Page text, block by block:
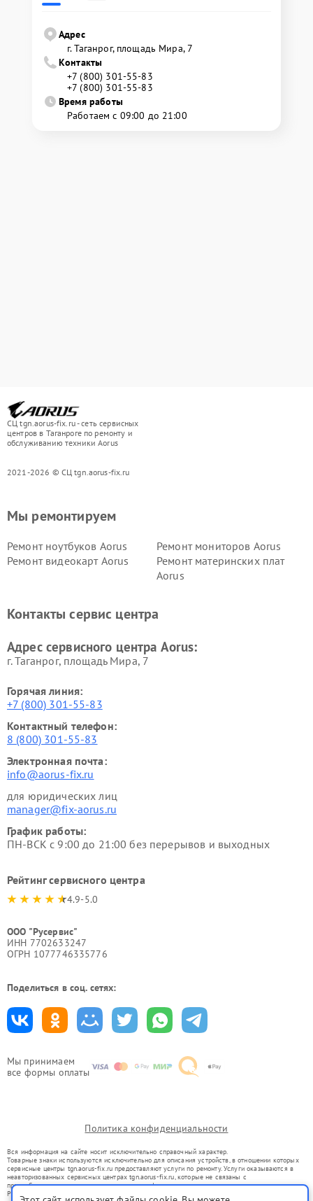
Адрес
г. Таганрог, площадь Мира, 7
Контакты
+7 (800) 301-55-83
+7 (800) 301-55-83
Время работы
Работаем с 09:00 до 21:00
СЦ tgn.aorus-fix.ru - сеть сервисных
центров в Таганроге по ремонту и
обслуживанию техники Aorus
2021-2026 © СЦ tgn.aorus-fix.ru
Мы принимаем
все формы оплаты
Мы ремонтируем
Ремонт ноутбуков Aorus
Ремонт мониторов Aorus
Ремонт видеокарт Aorus
Ремонт материнских плат
Aorus
Контакты сервис центра
Адрес сервисного центра Aorus:
г. Таганрог, площадь Мира, 7
Горячая линия:
+7 (800) 301-55-83
Контактный телефон:
8 (800) 301-55-83
Электронная почта:
info@aorus-fix.ru
для юридических лиц
manager@fix-aorus.ru
График работы:
ПН-ВСК с 9:00 до 21:00 без перерывов и выходных
Рейтинг сервисного центра
4.9-5.0
ООО "Русервис"
ИНН 7702633247
ОГРН 1077746335776
Поделиться в соц. сетях:
Политика конфиденциальности
Вся информация на сайте носит исключительно справочный характер.
Товарные знаки используются исключительно для описания устройств, в отношении которых
сервисные центры tgn.aorus-fix.ru предоставляют услуги по ремонту. Услуги оказываются в
неавторизованных сервисных центрах tgn.aorus-fix.ru, которые не связаны с
правообладателями товарных знаков или их официальными представителями.
Ремонт осуществляется для устройств, уже введенных в гражданский оборот в соответствии